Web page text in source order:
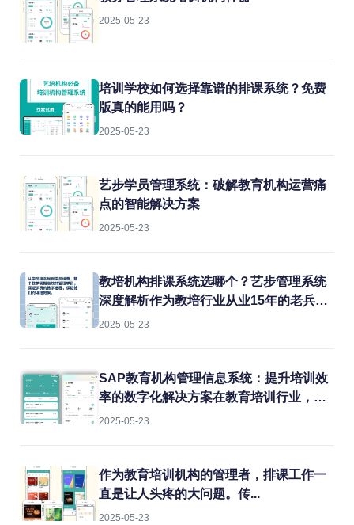
2025-05-23
培训学校如何选择靠谱的排课系统？免费
版真的能用吗？
2025-05-23
艺步学员管理系统：破解教育机构运营痛
点的智能解决方案
2025-05-23
教培机构排课系统选哪个？艺步管理系统
深度解析作为教培行业从业15年的老兵，
我见过太多机构在教务管理上栽跟头。排
结合实战经验，聊聊如何用专业系统解决
这些难题。
2025-05-23
SAP教育机构管理信息系统：提升培训效
率的数字化解决方案在教育培训行业，机
构常常面临课程管理混乱、学员信息分
SAP教育机构管理信息系统正是为解决这
些问题而生的专业工具。
2025-05-23
作为教育培训机构的管理者，排课工作一
直是让人头疼的大问题。传...
2025-05-23